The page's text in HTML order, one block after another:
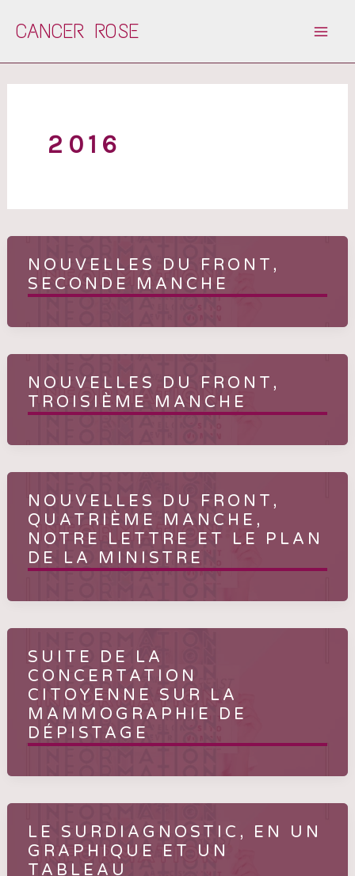
CANCER ROSE
2016
NOUVELLES DU FRONT,
SECONDE MANCHE
NOUVELLES DU FRONT,
TROISIÈME MANCHE
NOUVELLES DU FRONT,
QUATRIÈME MANCHE,
NOTRE LETTRE ET LE PLAN
DE LA MINISTRE
SUITE DE LA
CONCERTATION
CITOYENNE SUR LA
MAMMOGRAPHIE DE
DÉPISTAGE
LE SURDIAGNOSTIC, EN UN
GRAPHIQUE ET UN
TABLEAU